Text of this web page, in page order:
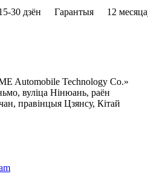
30 дзён Гарантыя
12
Automobile Technology Co.»
вуліца Нінюань, раён
правінцыя Цзянсу, Кітай